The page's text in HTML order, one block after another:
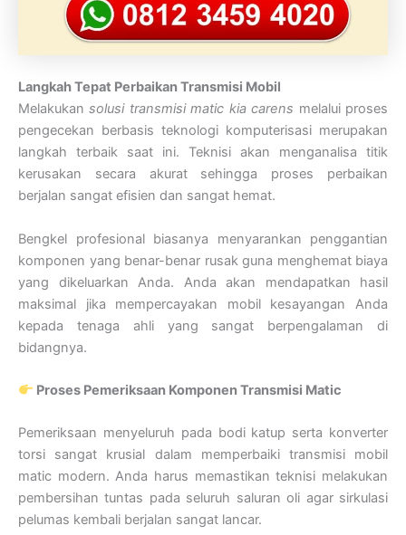
Langkah Tepat Perbaikan Transmisi Mobil
Melakukansolusi transmisi matic kia carens melalui proses
pengecekan berbasis teknologi komputerisasi merupakan
langkah terbaik saat ini. Teknisi akan menganalisa titik
kerusakan secara akurat sehingga proses perbaikan
berjalan sangat efisien dan sangat hemat.
Bengkel profesional biasanya menyarankan penggantian
komponen yang benar-benar rusak guna menghemat biaya
yang dikeluarkan Anda. Anda akan mendapatkan hasil
maksimal jika mempercayakan mobil kesayangan Anda
kepada tenaga ahli yang sangat berpengalaman di
bidangnya.
Proses Pemeriksaan Komponen Transmisi Matic
Pemeriksaan menyeluruh pada bodi katup serta konverter
torsi sangat krusial dalam memperbaiki transmisi mobil
matic modern. Anda harus memastikan teknisi melakukan
pembersihan tuntas pada seluruh saluran oli agar sirkulasi
pelumas kembali berjalan sangat lancar.